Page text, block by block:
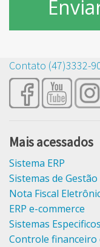
Contato (47)3332-
Mais acessados
Sistema ERP
Sistemas de Gestão
Nota Fiscal
ERP e-commerce
Sistemas Especificos
Controle financeiro